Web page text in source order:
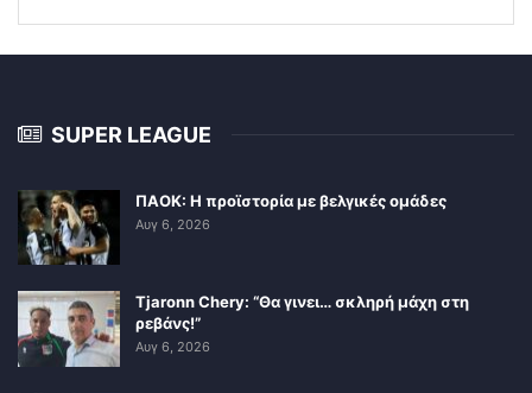
SUPER LEAGUE
ΠΑΟΚ: Η προϊστορία με βελγικές ομάδες
Αυγ 6, 2026
Tjaronn Chery: “Θα γινει… σκληρή μάχη στη
ρεβάνς!”
Αυγ 6, 2026